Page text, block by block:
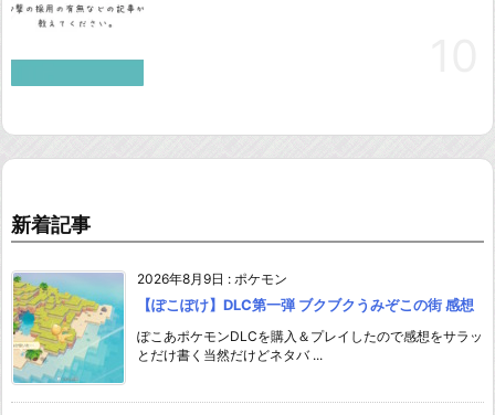
新着記事
2026年8月9日 : ポケモン
【ぽこぽけ】DLC第一弾 ブクブクうみぞこの街 感想
ぽこあポケモンDLCを購入＆プレイしたので感想をサラッ
とだけ書く当然だけどネタバ ...